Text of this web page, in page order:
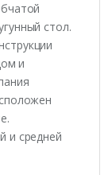
стол.
и
и средней